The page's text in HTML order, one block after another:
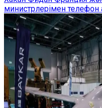
министрлерімен телефон